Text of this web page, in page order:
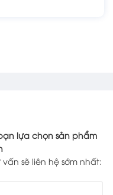
lựa chọn sản phẩm
sẽ liên hệ sớm nhất: